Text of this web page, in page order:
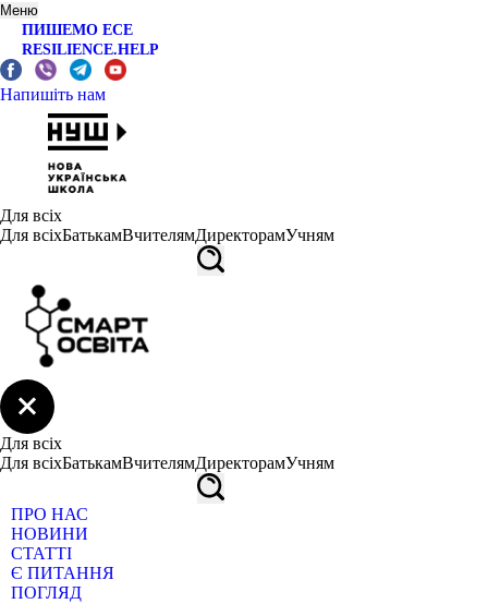
Меню
ПИШЕМО ЕСЕ
RESILIENCE.HELP
Напишіть нам
Для всіх
Для всіхБатькамВчителямДиректорамУчням
Для всіх
Для всіхБатькамВчителямДиректорамУчням
ПРО НАС
НОВИНИ
СТАТТІ
Є ПИТАННЯ
ПОГЛЯД